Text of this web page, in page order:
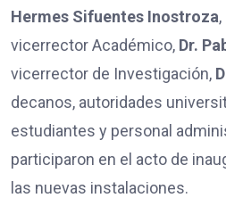
Hermes Sifuentes Inostroza
vicerrector Académico, Dr.
vicerrector de Investigación,
decanos, autoridades
estudiantes y personal
participaron en el acto de
las nuevas instalaciones.